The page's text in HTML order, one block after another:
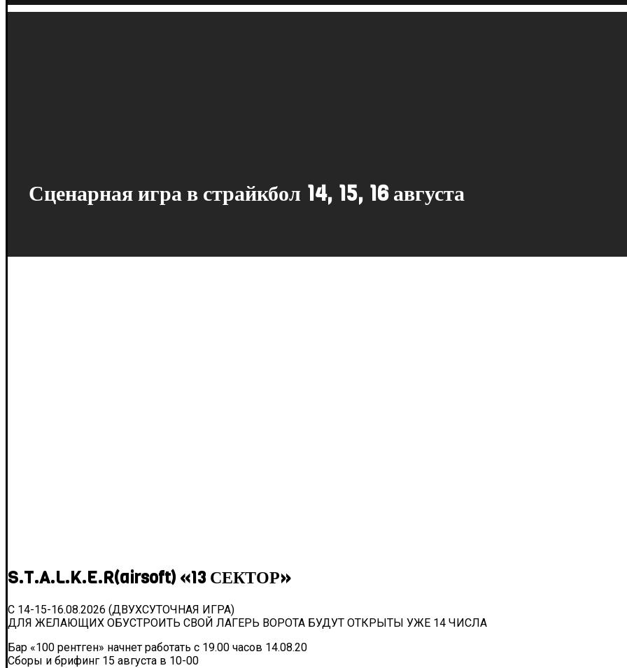
Сценарная игра в страйкбол 14, 15, 16 августа
S.T.A.L.K.E.R(airsoft) «13 СЕКТОР»
С 14-15-16.08.2026 (ДВУХСУТОЧНАЯ ИГРА)
ДЛЯ ЖЕЛАЮЩИХ ОБУСТРОИТЬ СВОЙ ЛАГЕРЬ ВОРОТА БУДУТ ОТКРЫТЫ УЖЕ 14 ЧИСЛА
Бар «100 рентген» начнет работать с 19.00 часов 14.08.20
Сборы и брифинг 15 августа в 10-00